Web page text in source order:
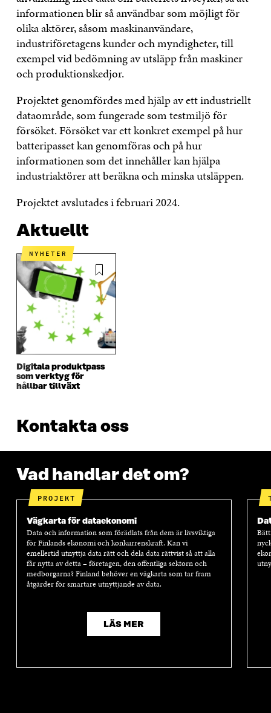
informationen blir så användbar som möjligt för
olika aktörer, såsom maskinanvändare,
industriföretagens kunder och myndigheter, till
exempel vid bedömning av utsläpp från maskiner
och produktionskedjor.
Projektet genomfördes med hjälp av ett industriellt
dataområde, som fungerade som testmiljö för
försöket. Försöket var ett konkret exempel på hur
batteripasset kan genomföras och på hur
informationen som det innehåller kan hjälpa
industriaktörer att beräkna och minska utsläppen.
Projektet avslutades i februari 2024.
Aktuellt
NYHETER
Digitala produktpass
som verktyg för
hållbar tillväxt
Kontakta oss
Vad handlar det om?
PROJEKT
Vägkarta för dataekonomi
Data och information som förädlats från dem är livsviktiga
för Finlands ekonomi och konkurrenskraft. Kan vi
emellertid utnyttja data rätt och dela data rättvist så att alla
får nytta av detta – företagen, den offentliga sektorn och
medborgarna? Finland behöver en vägkarta som tar fram
åtgärder för smartare utnyttjande av data.
LÄS MER